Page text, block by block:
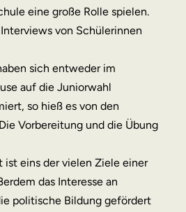
eine große Rolle spielen.
von Schülerinnen
sich entweder im
auf die Juniorwahl
so hieß es von den
Vorbereitung und die Übung
ist eins der vielen Ziele einer
das Interesse an
politische Bildung gefördert